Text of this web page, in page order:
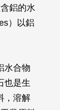
鋁的水
）以鋁
水合物
也是生
，溶解